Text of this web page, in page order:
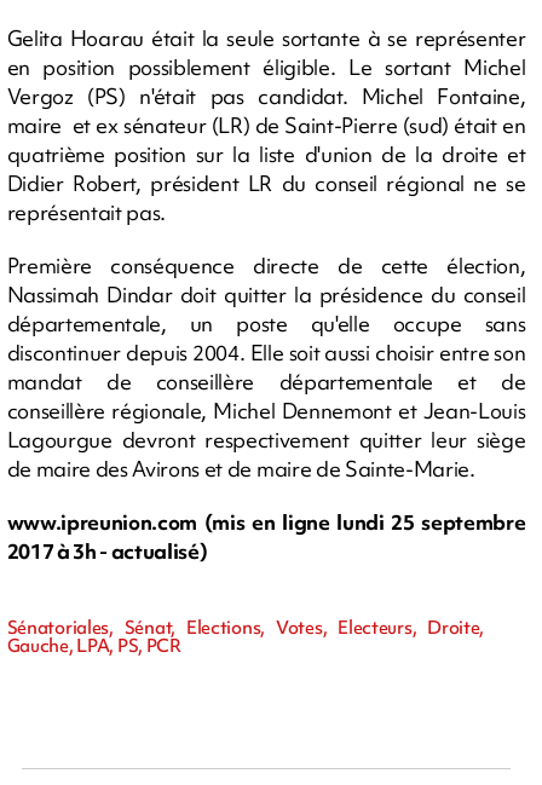
Gelita Hoarau était la seule sortante à se représenter
en position possiblement éligible. Le sortant Michel
Vergoz (PS) n'était pas candidat. Michel Fontaine,
maire et ex sénateur (LR) de Saint-Pierre (sud) était en
quatrième position sur la liste d'union de la droite et
Didier Robert, président LR du conseil régional ne se
représentait pas.
Première conséquence directe de cette élection,
Nassimah Dindar doit quitter la présidence du conseil
départementale, un poste qu'elle occupe sans
discontinuer depuis 2004. Elle soit aussi choisir entre son
mandat de conseillère départementale et de
conseillère régionale, Michel Dennemont et Jean-Louis
Lagourgue devront respectivement quitter leur siège
de maire des Avirons et de maire de Sainte-Marie.
www.ipreunion.com (mis en ligne lundi 25 septembre
2017 à 3h - actualisé)
Sénatoriales, Sénat, Elections, Votes, Electeurs, Droite,
Gauche, LPA, PS, PCR